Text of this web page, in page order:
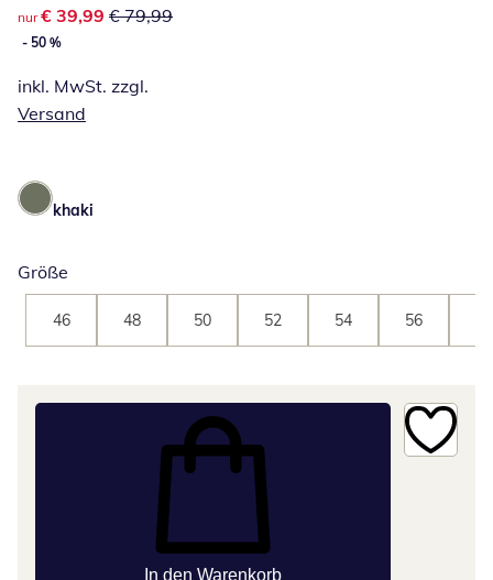
reduzierter Preis € 39,99, vorheriger Preis: € 79,99
nur € 39,99 € 79,99
- 50 %
inkl. MwSt. zzgl.
Versand
khaki
Größe
46 48 50 52 54 56
In den Warenkorb